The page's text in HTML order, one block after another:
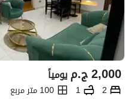
ج.م2,000 يومياً
2
1
100 متر مربع